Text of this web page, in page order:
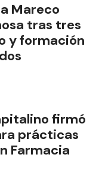
Mareco
tras tres
y formación
firmó
prácticas
Farmacia